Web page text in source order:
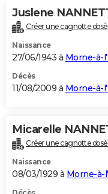
Juslene
Créer une cagnotte
Naissance
27/06/1943 à Morne-à-
Décès
11/08/2009 à Morne-à-
Micarelle
Créer une cagnotte
Naissance
08/03/1929 à Morne-à-